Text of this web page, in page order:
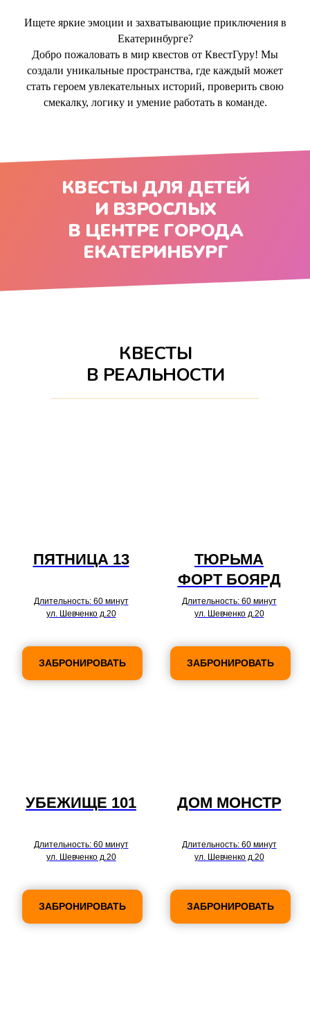
Ищете яркие эмоции и захватывающие приключения в
Екатеринбурге?
Добро пожаловать в мир квестов от КвестГуру! Мы
создали уникальные пространства, где каждый может
стать героем увлекательных историй, проверить свою
смекалку, логику и умение работать в команде.
КВЕСТЫ ДЛЯ ДЕТЕЙ
И ВЗРОСЛЫХ
В ЦЕНТРЕ ГОРОДА
ЕКАТЕРИНБУРГ
КВЕСТЫ
В РЕАЛЬНОСТИ
ПЯТНИЦА 13
Длительность: 60 минут
ул. Шевченко д.20
ЗАБРОНИРОВАТЬ
ТЮРЬМА
ФОРТ БОЯРД
Длительность: 60 минут
ул. Шевченко д.20
ЗАБРОНИРОВАТЬ
УБЕЖИЩЕ 101
Длительность: 60 минут
ул. Шевченко д.20
ЗАБРОНИРОВАТЬ
ДОМ МОНСТР
Длительность: 60 минут
ул. Шевченко д.20
ЗАБРОНИРОВАТЬ